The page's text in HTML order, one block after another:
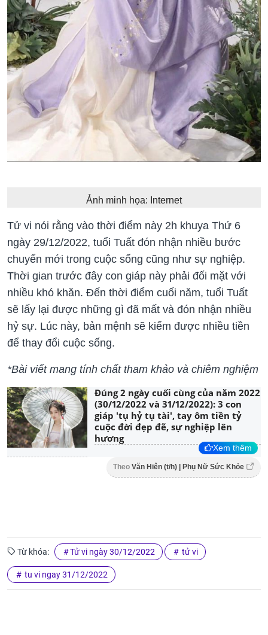
Ảnh minh họa: Internet
Tử vi nói rằng vào thời điểm này 2h khuya Thứ 6
ngày 29/12/2022, tuổi Tuất đón nhận nhiều bước
chuyển mới trong cuộc sống cũng như sự nghiệp.
Thời gian trước đây con giáp này phải đối mặt với
nhiều khó khăn. Đến thời điểm cuối năm, tuổi Tuất
sẽ lấy lại được những gì đã mất và đón nhận nhiều
hỷ sự. Lúc này, bản mệnh sẽ kiếm được nhiều tiền
để thay đổi cuộc sống.
*Bài viết mang tính chất tham khảo và chiêm nghiệm
Đúng 2 ngày cuối cùng của năm 2022
(30/12/2022 và 31/12/2022): 3 con
giáp 'tụ hỷ tụ tài', tay ôm tiền tỷ
cuộc đời đẹp đẽ, sự nghiệp lên
hương
Xem thêm
Theo Văn Hiên (t/h) | Phụ Nữ Sức Khỏe
Từ khóa: Tử vi ngày 30/12/2022 tử vi
tu vi ngay 31/12/2022